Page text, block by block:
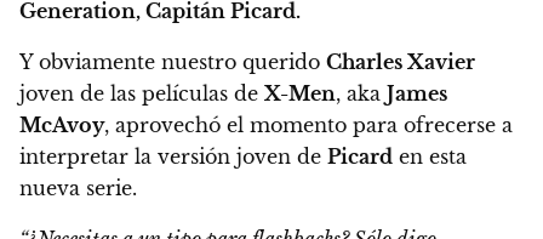
Generation, Capitán Picard.
Y obviamente nuestro querido Charles Xavier
joven de las películas de X-Men, aka James
McAvoy, aprovechó el momento para ofrecerse a
interpretar la versión joven de Picard en esta
nueva serie.